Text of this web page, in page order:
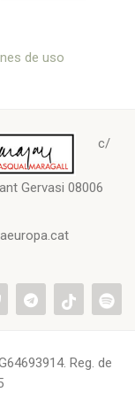
de uso
c/
Gervasi 08006
Reg. de